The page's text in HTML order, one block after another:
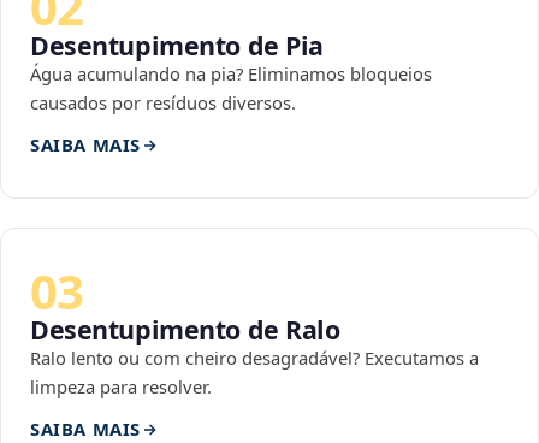
Desentupimento de Pia
Água acumulando na pia? Eliminamos bloqueios
causados por resíduos diversos.
SAIBA MAIS
03
Desentupimento de Ralo
Ralo lento ou com cheiro desagradável? Executamos a
limpeza para resolver.
SAIBA MAIS